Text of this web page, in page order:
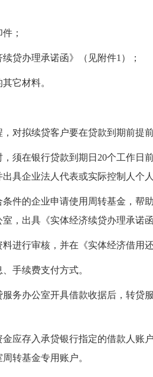
；
续贷办理承诺函》（见附件1 ）；
它材料。
，对拟续贷客户要在贷款到期前提
须在银行贷款到期日 20个工作日
具企业法人代表或实际控制人个
条件的企业申请使用周转基金，
，出具《实体经济续贷办理承诺
料进行审核，并在《实体经济借
手续费支付方式。
务办公室开具借款收据后，转
应存入承贷银行指定的借款人
转基金专用账户。